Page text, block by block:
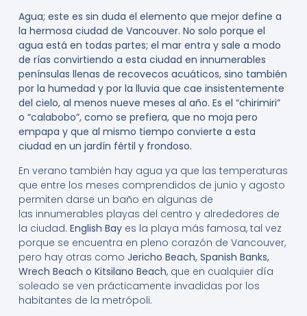
Agua; este es sin duda el elemento que mejor define a
la hermosa ciudad de Vancouver. No solo porque el
agua está en todas partes; el mar entra y sale a modo
de rías convirtiendo a esta ciudad en innumerables
penínsulas llenas de recovecos acuáticos, sino también
por la humedad y por la lluvia que cae insistentemente
del cielo, al menos nueve meses al año. Es el “chirimiri”
o “calabobo”, como se prefiera, que no moja pero
empapa y que al mismo tiempo convierte a esta
ciudad en un jardín fértil y frondoso.
En verano también hay agua ya que las temperaturas
que entre los meses comprendidos de junio y agosto
permiten darse un baño en algunas de
las innumerables playas del centro y alrededores de
la ciudad. English Bayes la playa más famosa, tal vez
porque se encuentra en pleno corazón de Vancouver,
pero hay otras como Jericho Beach, Spanish Banks,
Wrech Beach o Kitsilano Beach, que en cualquier día
soleado se ven prácticamente invadidas por los
habitantes de la metrópoli.